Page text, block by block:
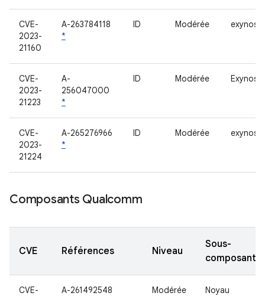
CVE-
2023-
21160
A-263784118
*
ID Modérée exynos-
CVE-
2023-
21223
A-
256047000
*
ID Modérée Exynos
CVE-
2023-
21224
A-265276966
*
ID Modérée exynos-
Composants Qualcomm
CVE Références Niveau
Sous-
composant
CVE-
A-261492548
Modérée Noyau